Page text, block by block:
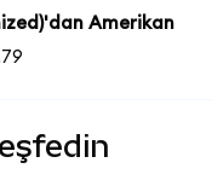
Amerikan